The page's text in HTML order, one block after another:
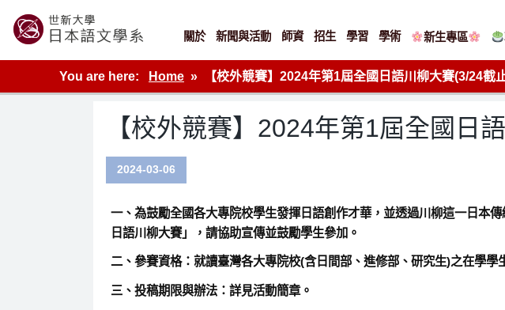
content
世新大學教學單位的網站
關於 新聞與活動 師資 招生 學習 學術 新生專區
You are here: Home 【校外競賽】2024年第1屆全國日語川柳大賽(3/24截
【校外競賽】2024年第1屆全國日
2024-03-06
一、為鼓勵全國各大專院校學生發揮日語創作才華，並透過川柳這一日本
日語川柳大賽」，請協助宣傳並鼓勵學生參加。
二、參賽資格：就讀臺灣各大專院校(含日間部、進修部、研究生)之在學學
三、投稿期限與辦法：詳見活動簡章。